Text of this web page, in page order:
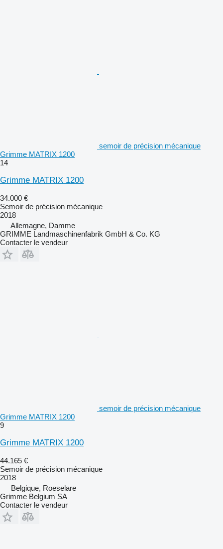
semoir de précision mécanique
Grimme MATRIX 1200
14
Grimme MATRIX 1200
34.000 €
Semoir de précision mécanique
2018
Allemagne, Damme
GRIMME Landmaschinenfabrik GmbH & Co. KG
Contacter le vendeur
semoir de précision mécanique
Grimme MATRIX 1200
9
Grimme MATRIX 1200
44.165 €
Semoir de précision mécanique
2018
Belgique, Roeselare
Grimme Belgium SA
Contacter le vendeur